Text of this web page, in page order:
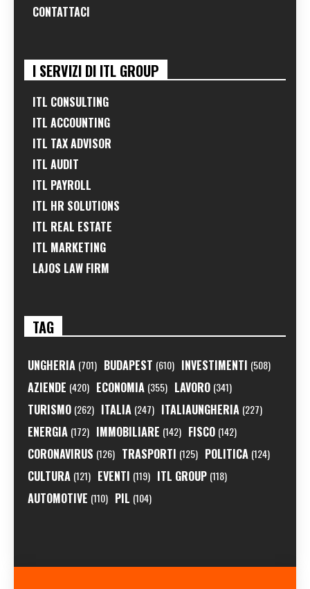
CONTATTACI
I SERVIZI DI ITL GROUP
ITL CONSULTING
ITL ACCOUNTING
ITL TAX ADVISOR
ITL AUDIT
ITL PAYROLL
ITL HR SOLUTIONS
ITL REAL ESTATE
ITL MARKETING
LAJOS LAW FIRM
TAG
UNGHERIA (701) BUDAPEST (610) INVESTIMENTI (508)
AZIENDE (420) ECONOMIA (355) LAVORO (341)
TURISMO (262) ITALIA (247) ITALIAUNGHERIA (227)
ENERGIA (172) IMMOBILIARE (142) FISCO (142)
CORONAVIRUS (126) TRASPORTI (125) POLITICA (124)
CULTURA (121) EVENTI (119) ITL GROUP (118)
AUTOMOTIVE (110) PIL (104)